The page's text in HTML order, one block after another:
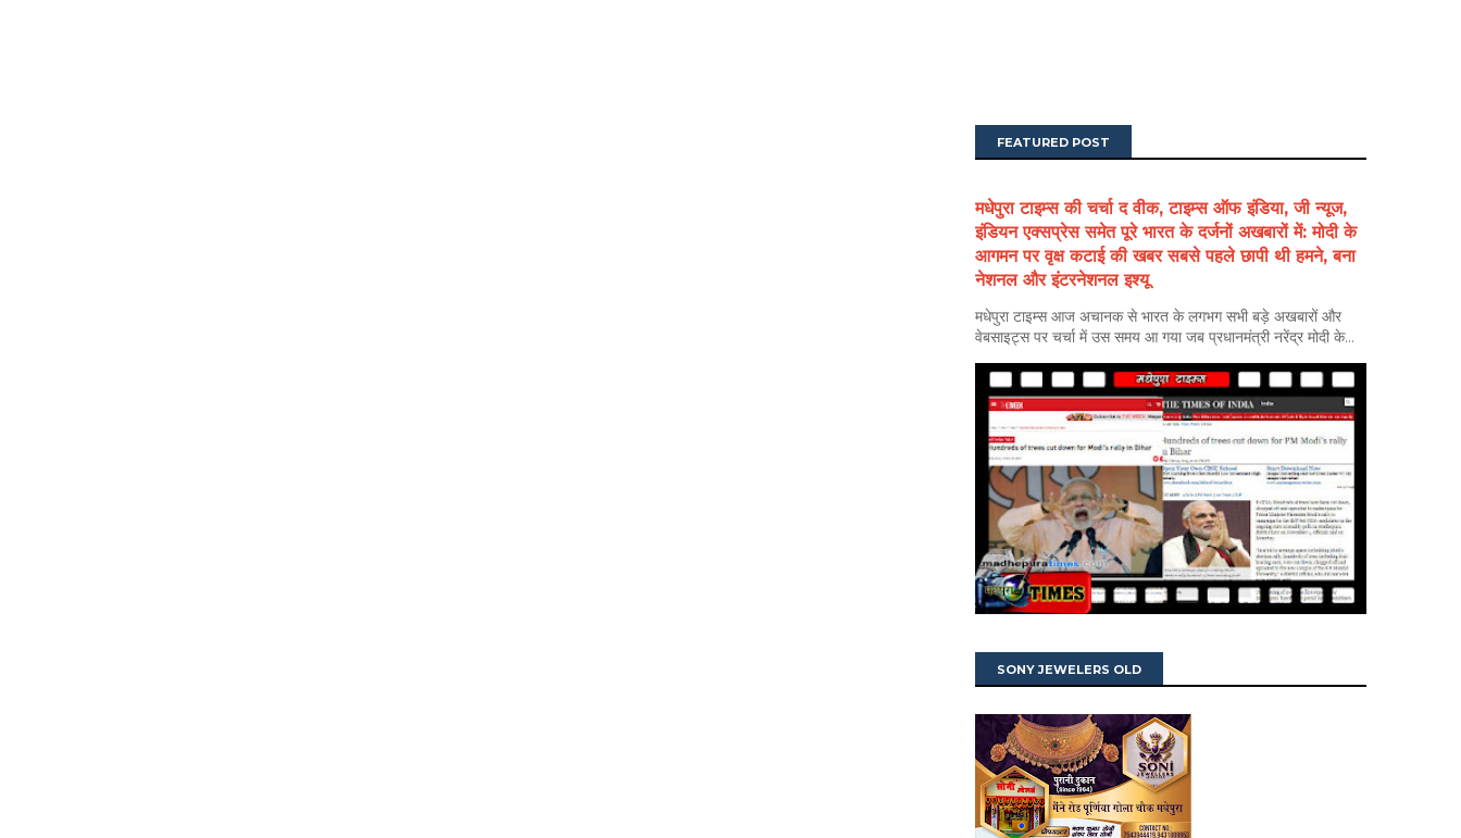
FEATURED POST
मधेपुरा टाइम्स की चर्चा द वीक, टाइम्स ऑफ इंडिया, जी न्यूज,
इंडियन एक्सप्रेस समेत पूरे भारत के दर्जनों अखबारों में: मोदी के
आगमन पर वृक्ष कटाई की खबर सबसे पहले छापी थी हमने, बना
नेशनल और इंटरनेशनल इश्यू
मधेपुरा टाइम्स आज अचानक से भारत के लगभग सभी बड़े अखबारों और
वेबसाइट्स पर चर्चा में उस समय आ गया जब प्रधानमंत्री नरेंद्र मोदी के...
SONY JEWELERS OLD